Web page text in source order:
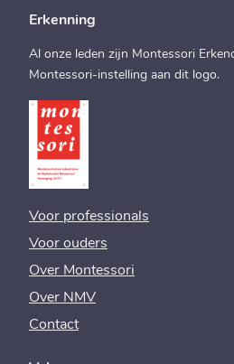
Erkenning
Al onze leden zijn Montessori
Montessori-instelling aan dit logo.
Voor professionals
Voor ouders
Over Montessori
Over NMV
Contact